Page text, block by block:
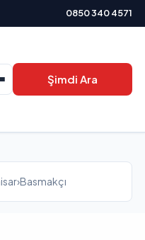
0850 340 4571
Şimdi Ara
›Basmakçı